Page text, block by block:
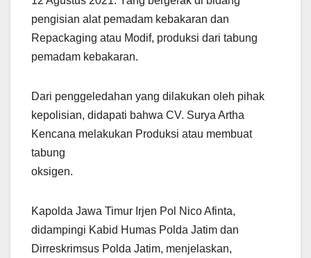
pengisian alat pemadam kebakaran dan
Repackaging atau Modif, produksi dari tabung
pemadam kebakaran.
Dari penggeledahan yang dilakukan oleh pihak
kepolisian, didapati bahwa CV. Surya Artha
Kencana melakukan Produksi atau membuat
tabung
oksigen.
Kapolda Jawa Timur Irjen Pol Nico Afinta,
didampingi Kabid Humas Polda Jatim dan
Dirreskrimsus Polda Jatim, menjelaskan,